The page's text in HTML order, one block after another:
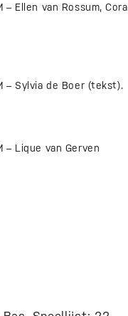
– Ellen van Rossum, Cora
– Sylvia de Boer (tekst).
– Lique van Gerven